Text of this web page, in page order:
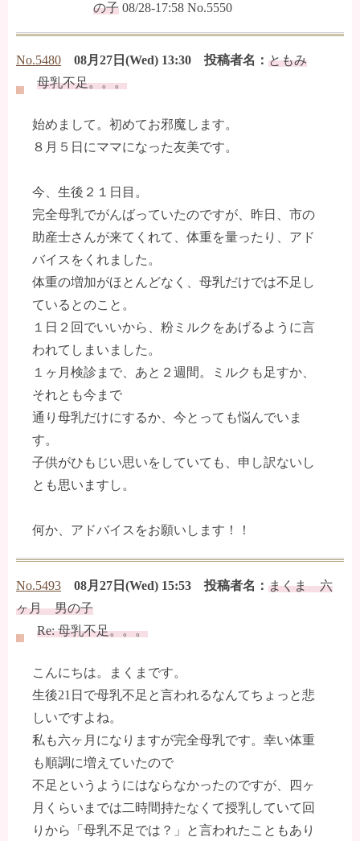
の子 08/28-17:58 No.5550
No.5480 08月27日(Wed) 13:30 投稿者名： ともみ
母乳不足。。。
始めまして。初めてお邪魔します。
８月５日にママになった友美です。
今、生後２１日目。
完全母乳でがんばっていたのですが、昨日、市の
助産士さんが来てくれて、体重を量ったり、アド
バイスをくれました。
体重の増加がほとんどなく、母乳だけでは不足し
ているとのこと。
１日２回でいいから、粉ミルクをあげるように言
われてしまいました。
１ヶ月検診まで、あと２週間。ミルクも足すか、
それとも今まで
通り母乳だけにするか、今とっても悩んでいま
す。
子供がひもじい思いをしていても、申し訳ないし
とも思いますし。
何か、アドバイスをお願いします！！
No.5493 08月27日(Wed) 15:53 投稿者名： まくま 六
ヶ月 男の子
Re: 母乳不足。。。
こんにちは。まくまです。
生後21日で母乳不足と言われるなんてちょっと悲
しいですよね。
私も六ヶ月になりますが完全母乳です。幸い体重
も順調に増えていたので
不足というようにはならなかったのですが、四ヶ
月くらいまでは二時間持たなくて授乳していて回
りから「母乳不足では？」と言われたこともあり